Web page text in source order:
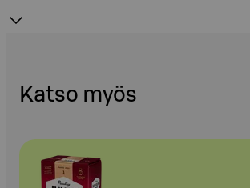
Katso myös